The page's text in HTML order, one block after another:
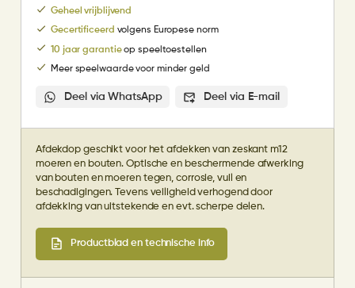
Geheel vrijblijvend
Gecertificeerd volgens Europese norm
10 jaar garantieop speeltoestellen
Meer speelwaarde voor minder geld
Deel via WhatsApp Deel via E-mail
Afdekdop geschikt voor het afdekken van zeskant m12
moeren en bouten. Optische en beschermende afwerking
van bouten en moeren tegen, corrosie, vuil en
beschadigingen. Tevens veiligheid verhogend door
afdekking van uitstekende en evt. scherpe delen.
Productblad en technische info